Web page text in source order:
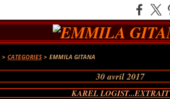
> CATEGORIES > EMMILA GITANA
30 avril 2017
KAREL LOGIST...EXTRAIT